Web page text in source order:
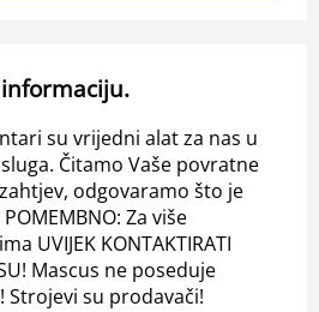
su vrijedni alat za nas u
Čitamo Vaše povratne
odgovaramo što je
Za više
UVIJEK KONTAKTIRATI
Mascus ne poseduje
Strojevi su prodavači!